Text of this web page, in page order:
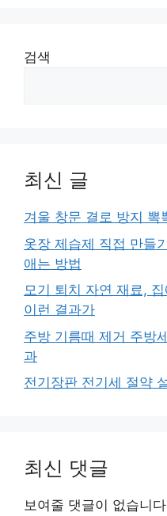
검색
최신 글
겨울 창문 결로 방지 뽁
옷장 제습제 직접 만들
애는 방법
모기 퇴치 자연 재료,
이런 결과가
주방 기름때 제거 주방
과
전기장판 전기세 절약
최신 댓글
보여줄 댓글이 없습니